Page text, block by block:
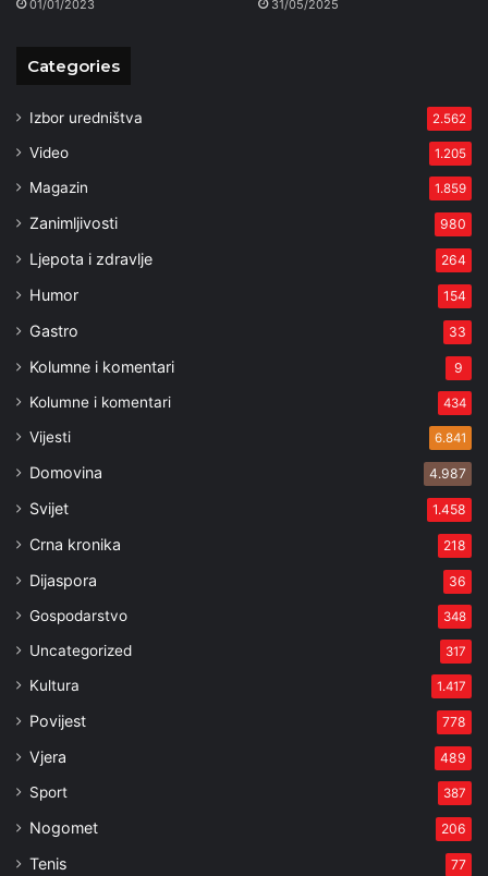
01/01/2023 31/05/2025
Categories
Izbor uredništva 2.562
Video 1.205
Magazin 1.859
Zanimljivosti 980
Ljepota i zdravlje 264
Humor 154
Gastro 33
Kolumne i komentari 9
Kolumne i komentari 434
Vijesti 6.841
Domovina 4.987
Svijet 1.458
Crna kronika 218
Dijaspora 36
Gospodarstvo 348
Uncategorized 317
Kultura 1.417
Povijest 778
Vjera 489
Sport 387
Nogomet 206
Tenis 77